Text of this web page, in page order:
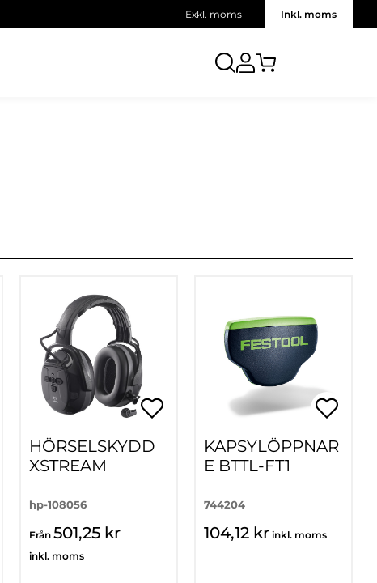
Exkl. moms Inkl. moms
HÖRSELSKYDD
XSTREAM
hp-108056
Från 501,25 kr
inkl. moms
KAPSYLÖPPNAR
E BTTL-FT1
744204
104,12 kr inkl. moms